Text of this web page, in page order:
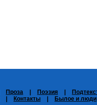
Проза Поэзия
Контакты Былое и люди